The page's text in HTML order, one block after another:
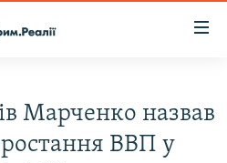
Марченко назвав
ВВП у